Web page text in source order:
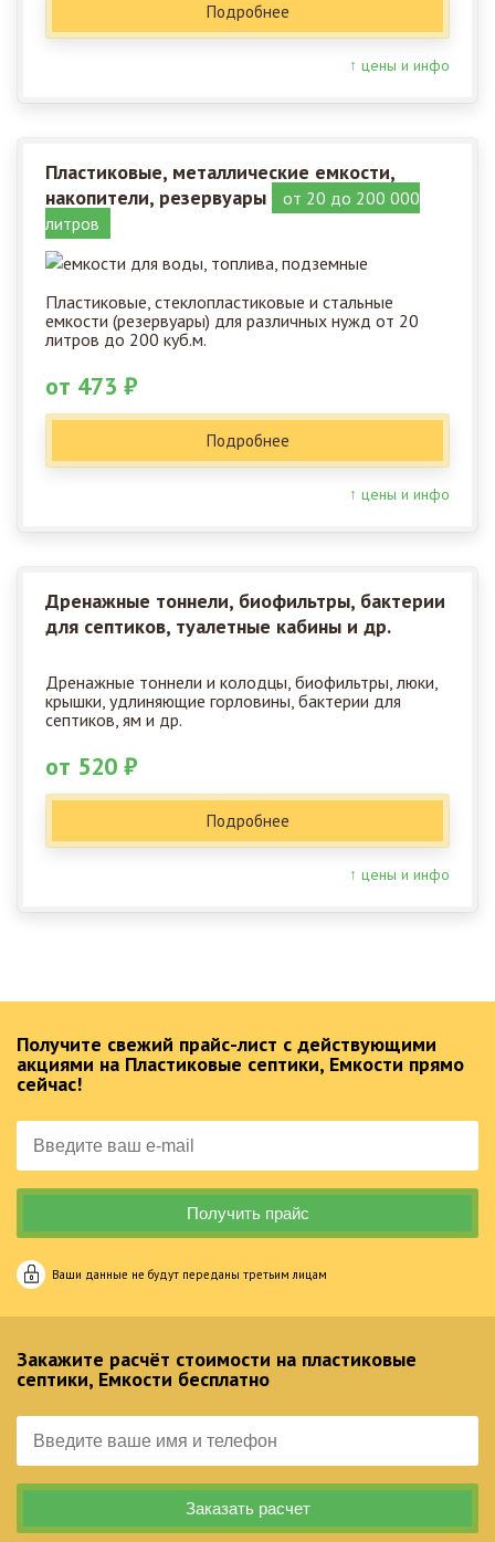
Подробнее
↑ цены и инфо
Пластиковые, металлические емкости,
накопители, резервуары
от 20 до 200 000
литров
Пластиковые, стеклопластиковые и стальные
емкости (резервуары) для различных нужд от 20
литров до 200 куб.м.
от 473 ₽
Подробнее
↑ цены и инфо
Дренажные тоннели, биофильтры, бактерии
для септиков, туалетные кабины и др.
Дренажные тоннели и колодцы, биофильтры, люки,
крышки, удлиняющие горловины, бактерии для
септиков, ям и др.
от 520 ₽
Подробнее
↑ цены и инфо
Получите свежий прайс-лист с действующими
акциями на Пластиковые септики, Емкости прямо
сейчас!
Ваши данные не будут переданы третьим лицам
Закажите расчёт стоимости на пластиковые
септики, Емкости бесплатно